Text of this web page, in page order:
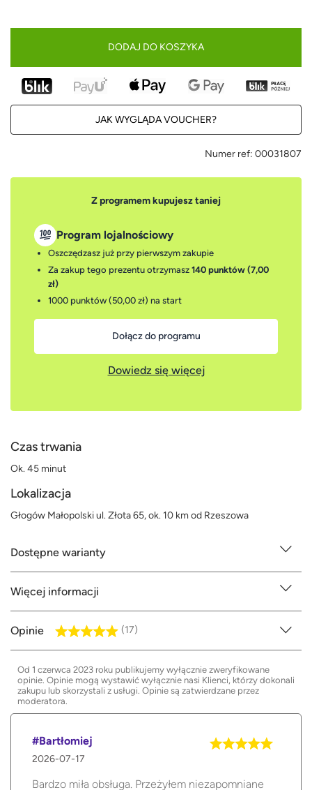
DODAJ DO KOSZYKA
JAK WYGLĄDA VOUCHER?
Numer ref: 00031807
Z programem kupujesz taniej
Program lojalnościowy
Oszczędzasz już przy pierwszym zakupie
Za zakup tego prezentu otrzymasz 140 punktów (7,00
zł)
1000 punktów (50,00 zł) na start
Dołącz do programu
Dowiedz się więcej
Czas trwania
Ok. 45 minut
Lokalizacja
Głogów Małopolski ul. Złota 65, ok. 10 km od Rzeszowa
Dostępne warianty
Więcej informacji
Opinie (17)
Od 1 czerwca 2023 roku publikujemy wyłącznie zweryfikowane
opinie. Opinie mogą wystawić wyłącznie nasi Klienci, którzy dokonali
zakupu lub skorzystali z usługi. Opinie są zatwierdzane przez
moderatora.
#Bartłomiej
2026-07-17
Bardzo miła obsługa. Przeżyłem niezapomniane